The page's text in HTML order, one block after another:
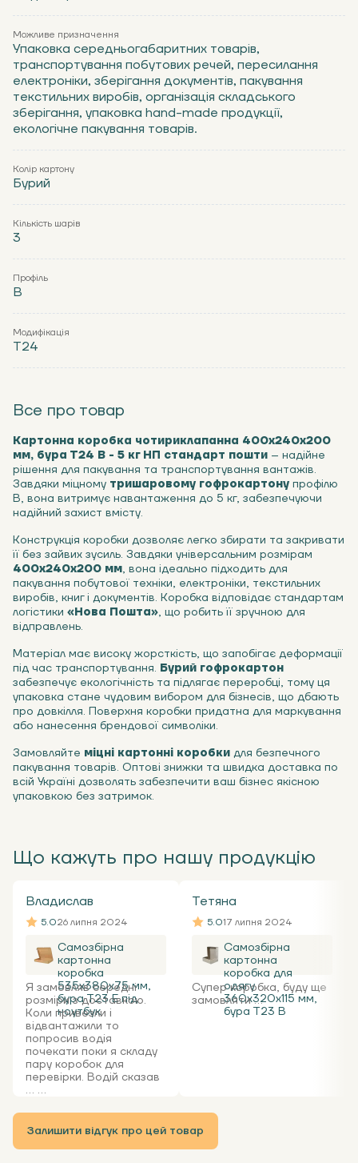
Можливе призначення
Упаковка середньогабаритних товарів,
транспортування побутових речей, пересилання
електроніки, зберігання документів, пакування
текстильних виробів, організація складського
зберігання, упаковка hand-made продукції,
екологічне пакування товарів.
Колір картону
Бурий
Кількість шарів
3
Профіль
В
Модифікація
Т24
Все про товар
Картонна коробка чотириклапанна 400х240х200
мм, бура Т24 В - 5 кг НП стандарт пошти – надійне
рішення для пакування та транспортування вантажів.
Завдяки міцному тришаровому гофрокартону профілю
В, вона витримує навантаження до 5 кг, забезпечуючи
надійний захист вмісту.
Конструкція коробки дозволяє легко збирати та закривати
її без зайвих зусиль. Завдяки універсальним розмірам
400х240х200 мм, вона ідеально підходить для
пакування побутової техніки, електроніки, текстильних
виробів, книг і документів. Коробка відповідає стандартам
логістики «Нова Пошта», що робить її зручною для
відправлень.
Матеріал має високу жорсткість, що запобігає деформації
під час транспортування. Бурий гофрокартон
забезпечує екологічність та підлягає переробці, тому ця
упаковка стане чудовим вибором для бізнесів, що дбають
про довкілля. Поверхня коробки придатна для маркування
або нанесення брендової символіки.
Замовляйте міцні картонні коробки для безпечного
пакування товарів. Оптові знижки та швидка доставка по
всій Україні дозволять забезпечити ваш бізнес якісною
упаковкою без затримок.
Що кажуть про нашу продукцію
Владислав
5.026 липня 2024
Самозбірна
картонна
коробка
535x380x75 мм,
бура Т23 Е під
ноутбук
Я замовляв середні
розміри з доставкою.
Коли привезли і
відвантажили то
попросив водія
почекати поки я складу
пару коробок для
перевірки. Водій сказав
... ...
Тетяна
5.017 липня 2024
Самозбірна
картонна
коробка для
одягу
360х320х115 мм,
бура Т23 В
Супер коробка, буду ще
замовляти ...
Залишити відгук про цей товар